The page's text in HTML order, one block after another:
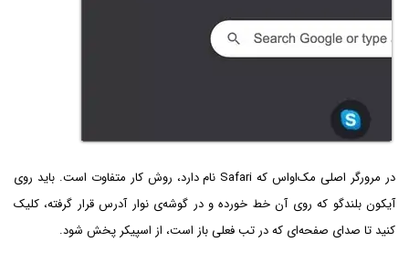
در مرورگر اصلی مک‌او‌اس که Safari نام دارد، روش کار متفاوت است. باید روی
آیکون بلندگو که روی آن خط خورده و در گوشه‌ی نوار آدرس قرار گرفته، کلیک
کنید تا صدای صفحه‌ای که در تب فعلی باز است، از اسپیکر پخش شود.